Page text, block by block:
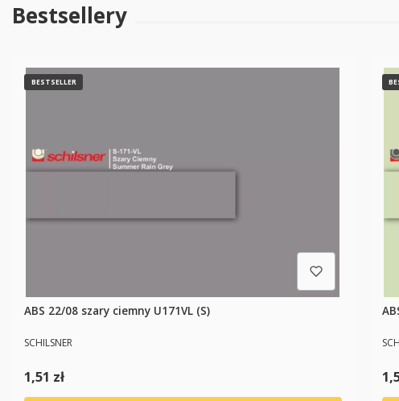
Bestsellery
BESTSELLER
ABS 22/08 szary ciemny U171VL (S)
PRODUCENT
SCHILSNER
Cena
1,51 zł